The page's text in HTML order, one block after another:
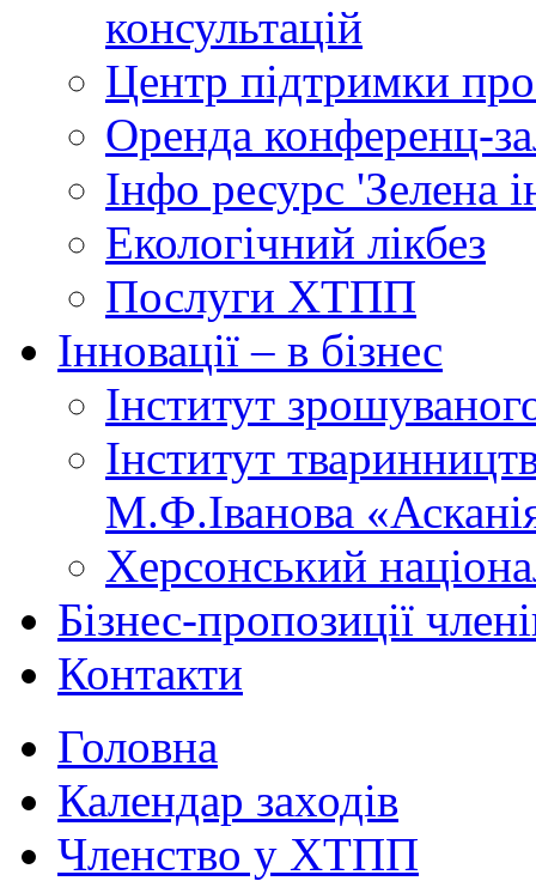
консультацій
Центр підтримки
Оренда конференц-
Інфо ресурс 'Зелена
Екологічний лікбез
Послуги ХТПП
Інновації – в бізнес
Інститут
Інститут
М.Ф.Іванова
Херсонський
Бізнес-пропозиції
Контакти
Головна
Календар заходів
Членство у ХТПП